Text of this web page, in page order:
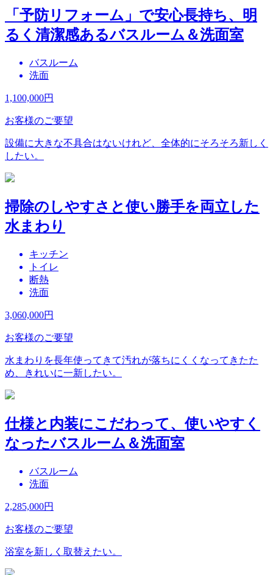
「予防リフォーム」で安心長持ち、明
るく清潔感あるバスルーム＆洗面室
バスルーム
洗面
1,100,000円
お客様のご要望
設備に大きな不具合はないけれど、全体的にそろそろ新しく
したい。
掃除のしやすさと使い勝手を両立した
水まわり
キッチン
トイレ
断熱
洗面
3,060,000円
お客様のご要望
水まわりを長年使ってきて汚れが落ちにくくなってきたた
め、きれいに一新したい。
仕様と内装にこだわって、使いやすく
なったバスルーム＆洗面室
バスルーム
洗面
2,285,000円
お客様のご要望
浴室を新しく取替えたい。